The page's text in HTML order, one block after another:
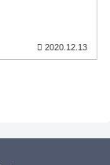
2020.12.13